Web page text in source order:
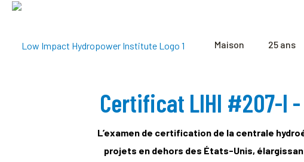
Maison 25 ans
Certificat LIHI #207-I
L’examen de certification de la centrale
projets en dehors des États-Unis,